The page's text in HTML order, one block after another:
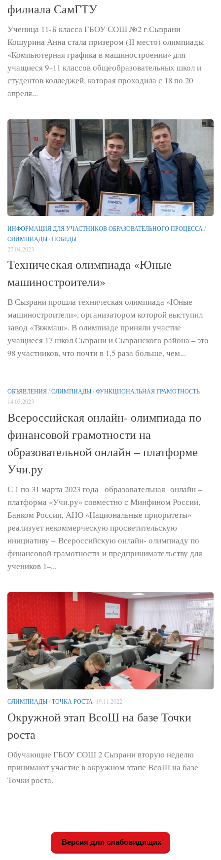
филиала СамГТУ
Ученица 11-Б класса ГБОУ СОШ №2 г.Сызрани
Кошурина Анна стала призером (II место) олимпиады
«Компьютерная графика в машиностроении» для
учащиеся 9–11 классов общеобразовательных школ и
студентов колледжей, которая проходила с 18 по 20
апреля...
ИНФОРМАЦИЯ ДЛЯ УЧАСТНИКОВ ОБРАЗОВАТЕЛЬНОГО ПРОЦЕССА /
ОЛИМПИАДЫ/ПОБЕДЫ
27.04.2023
Техническая олимпиада «Юные
машиностроители»
В Сызрани прошла техническая олимпиада «Юные
машиностроители», организатором которой выступил
завод «Тяжмаш». В олимпиаде приняли участие
учащиеся 17 школ Сызрани и Сызранского района – это
98 участников, что почти в 1,5 раза больше, чем...
ОБЪЯВЛЕНИЯ/ОЛИМПИАДЫ/ФУНКЦИОНАЛЬНАЯ ГРАМОТНОСТЬ
14.03.2023
Всероссийская онлайн- олимпиада по
финансовой грамотности на
образовательной онлайн – платформе
Учи.ру
С 1 по 31 марта 2023 года образовательная онлайн –
платформа «Учи.ру» совместно с Минфином России,
Банком России, АНО «Национальные приоритеты»
реализует некоммерческую просветительскую
инициативу – Всероссийскую онлайн- олимпиаду по
финансовой грамотности и предпринимательству для
учеников 1–...
ОЛИМПИАДЫ/ТОЧКА РОСТА 19.11.2022
Окружной этап ВсоШ на базе Точки
роста
Обучающие ГБОУ СОШ 2 Сызрани вторую неделю
принимают участие в окружном этапе ВсоШ на базе
Точки роста.
Версия для слабовидящих